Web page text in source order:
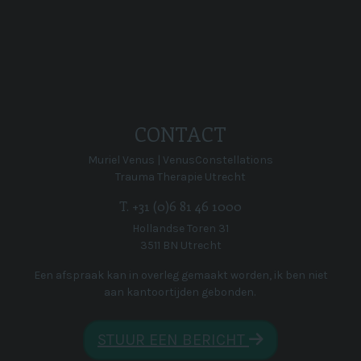
CONTACT
Muriel Venus | VenusConstellations
Trauma Therapie Utrecht
T. +31 (0)6 81 46 1000
Hollandse Toren 31
3511 BN Utrecht
Een afspraak kan in overleg gemaakt worden, ik ben niet
aan kantoortijden gebonden.
STUUR EEN BERICHT